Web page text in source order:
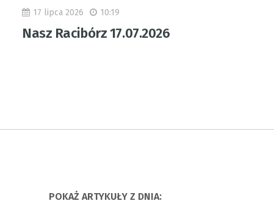
17 lipca 2026 10:19
Nasz Racibórz 17.07.2026
POKAŻ ARTYKUŁY Z DNIA: